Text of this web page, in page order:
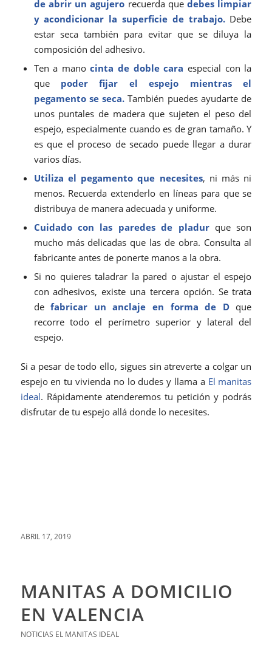
de abrir un agujero recuerda quedebes limpiar
y acondicionar la superficie de trabajo.Debe
estar seca también para evitar que se diluya la
composición del adhesivo.
Ten a manocinta de doble cara especial con la
que poder fijar el espejo mientras el
pegamento se seca. También puedes ayudarte de
unos puntales de madera que sujeten el peso del
espejo, especialmente cuando es de gran tamaño. Y
es que el proceso de secado puede llegar a durar
varios días.
Utiliza el pegamento que necesites, ni más ni
menos. Recuerda extenderlo en líneas para que se
distribuya de manera adecuada y uniforme.
Cuidado con las paredes de pladurque son
mucho más delicadas que las de obra. Consulta al
fabricante antes de ponerte manos a la obra.
Si no quieres taladrar la pared o ajustar el espejo
con adhesivos, existe una tercera opción. Se trata
defabricar un anclaje en forma de Dque
recorre todo el perímetro superior y lateral del
espejo.
Si a pesar de todo ello, sigues sin atreverte a colgar un
espejo en tu vivienda no lo dudes y llama a El manitas
ideal. Rápidamente atenderemos tu petición y podrás
disfrutar de tu espejo allá donde lo necesites.
ABRIL 17, 2019
MANITAS A DOMICILIO
EN VALENCIA
NOTICIAS EL MANITAS IDEAL